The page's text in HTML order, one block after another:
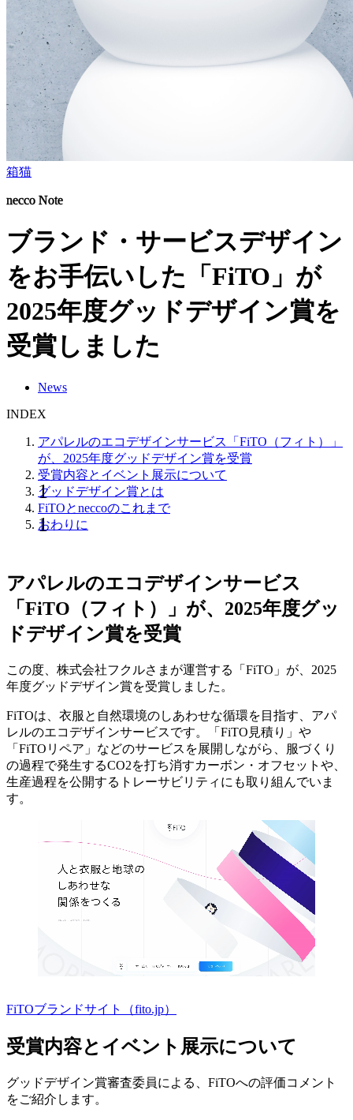
箱猫
necco Note
ブランド・サービスデザイン
をお手伝いした「FiTO」が
2025年度グッドデザイン賞を
受賞しました
News
INDEX
アパレルのエコデザインサービス「FiTO（フィト）」
が、2025年度グッドデザイン賞を受賞
受賞内容とイベント展示について
グッドデザイン賞とは
FiTOとneccoのこれまで
おわりに
アパレルのエコデザインサービス
「FiTO（フィト）」が、2025年度グッ
ドデザイン賞を受賞
この度、株式会社フクルさまが運営する「FiTO」が、2025
年度グッドデザイン賞を受賞しました。
FiTOは、衣服と自然環境のしあわせな循環を目指す、アパ
レルのエコデザインサービスです。「FiTO見積り」や
「FiTOリペア」などのサービスを展開しながら、服づくり
の過程で発生するCO2を打ち消すカーボン・オフセットや、
生産過程を公開するトレーサビリティにも取り組んでいま
す。
FiTOブランドサイト（fito.jp）
受賞内容とイベント展示について
グッドデザイン賞審査委員による、FiTOへの評価コメント
をご紹介します。